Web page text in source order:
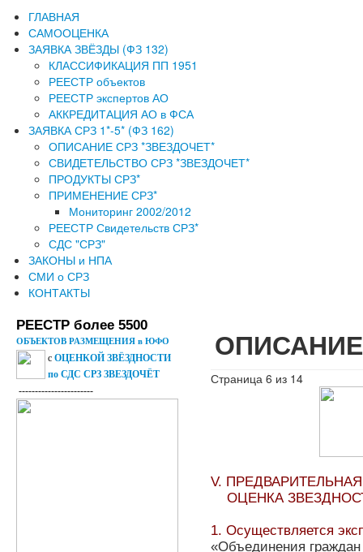
ГЛАВНАЯ
САМООЦЕНКА
ЗАЯВКА ЗВЁЗДЫ (ФЗ 132)
КЛАССИФИКАЦИЯ ПП 1951
РЕЕСТР объектов
РЕЕСТР экспертов АО
АККРЕДИТАЦИЯ АО в ФСА
ЗАЯВКА СРЗ 1*-5* (ФЗ 162)
ОПИСАНИЕ СРЗ *ЗВЕЗДОЧЕТ*
СВИДЕТЕЛЬСТВО СРЗ *ЗВЕЗДОЧЕТ*
ПРОДУКТЫ СРЗ*
ПРИМЕНЕНИЕ СРЗ*
Мониторинг 2002/2012
РЕЕСТР Свидетельств СРЗ*
СДС "СРЗ"
ЗАКОНЫ и НПА
СМИ о СРЗ
КОНТАКТЫ
РЕЕСТР более 5500
ОБЪЕКТОВ РАЗМЕЩЕНИЯ в ЮФО
с ОЦЕНКОЙ ЗВЁЗДНОСТИ
по СДС СРЗ ЗВЕЗДОЧЁТ
-----------------------
ОПИСАНИЕ
Страница 6 из 14
V. ПРЕДВАРИТЕЛЬНАЯ
ОЦЕНКА
1. Осуществляется
«Объединения